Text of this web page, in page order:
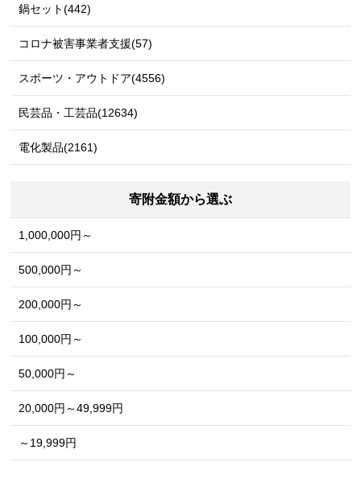
鍋セット(442)
コロナ被害事業者支援(57)
スポーツ・アウトドア(4556)
民芸品・工芸品(12634)
電化製品(2161)
寄附金額から選ぶ
1,000,000円～
500,000円～
200,000円～
100,000円～
50,000円～
20,000円～49,999円
～19,999円